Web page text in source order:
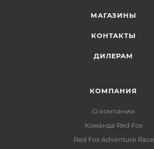
МАГАЗИНЫ
КОНТАКТЫ
ДИЛЕРАМ
КОМПАНИЯ
О компании
Команда Red Fox
Red Fox Adventure Race